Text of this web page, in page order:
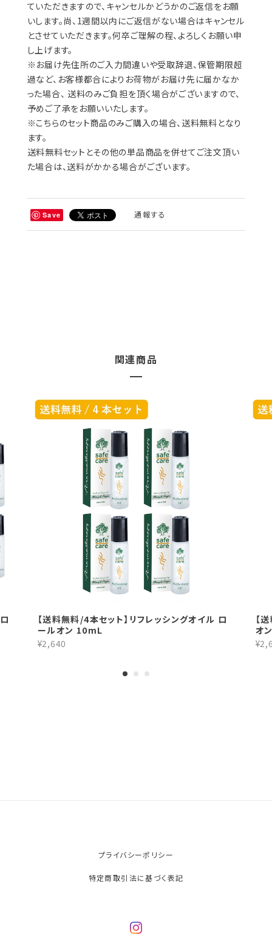
ていただきますので、キャンセルかどうかのご返信をお願
いします。尚、1週間以内にご返信がない場合はキャンセル
とさせていただきます。何卒ご理解の程、よろしくお願い申
し上げます。
※お届け先住所のご入力間違いや受取辞退、保管期限超
過など、お客様都合によりお荷物がお届け先に届かなか
った場合、 送料のみご負担を頂く場合がございますので、
予めご了承をお願いいたします。
※こちらのセット商品のみご購入の場合、送料無料となり
ます。
送料無料セットとその他の単品商品を併せてご注文頂い
た場合は、送料がかかる場合がございます。
Save 通報する
関連商品
【送料無料/4本セット】リフレッシングオイル ロ
ールオン 10mL
¥2,640
【
オ
プライバシーポリシー
特定商取引法に基づく表記